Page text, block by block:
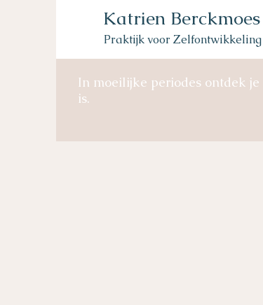
Katrien Berckmoes
Praktijk voor Zelfontwikkeling
In moeilijke periodes ontdek
is.